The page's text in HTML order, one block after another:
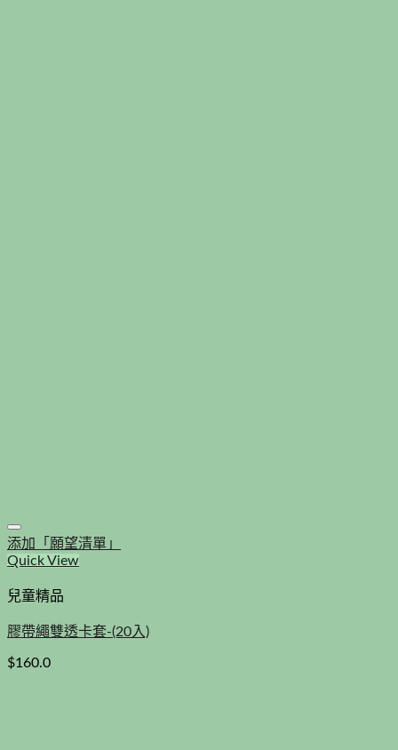
添加「願望清單」
Quick View
兒童精品
膠帶繩雙透卡套-(20入)
$160.0